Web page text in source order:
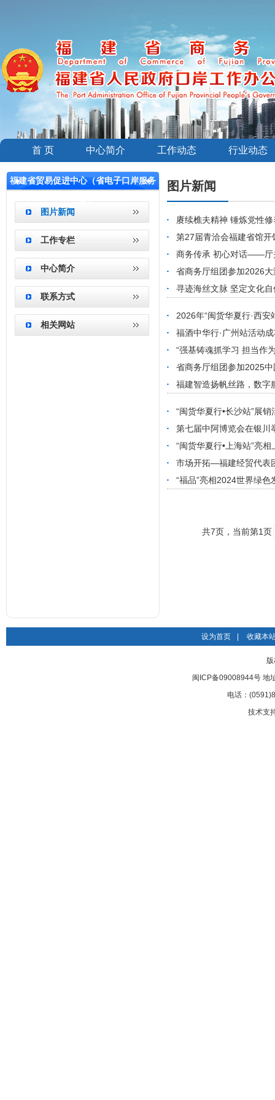
首 页 中心简介 工作动态 行业动态
福建省贸易促进中心（省电子口岸服务
图片新闻
工作专栏
中心简介
联系方式
相关网站
图片新闻
赓续樵夫精神 锤炼党性
第27届青洽会福建省馆开
商务传承 初心对话——厅
省商务厅组团参加2026
寻迹海丝文脉 坚定文化
2026年“闽货华夏行·西
福酒中华行·广州站活动
“强基铸魂抓学习 担当作
省商务厅组团参加2025
福建智造扬帆丝路，数字
“闽货华夏行•长沙站”展
第七届中阿博览会在银
“闽货华夏行•上海站”亮
市场开拓—福建经贸代表
“福品”亮相2024世界绿
共7页，当前第1页
设为首页 收藏本
闽ICP备09008944号 地
电话：
技术支